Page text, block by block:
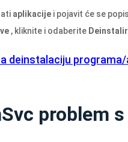
aplikacije i pojavit će se
, kliknite i odaberite
deinstalaciju
problem